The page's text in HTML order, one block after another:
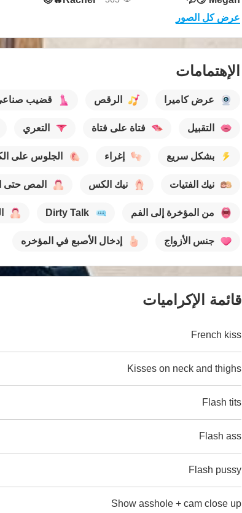
عرض كل الصور
الإهتمامات
عرض كاميرا الرقص قضيب
التقبيل فتاة على فتاة التعري
بشكل سريع إغراء الجلوس على
نيك الفتيات نيك الكس المص حتى
من المؤخرة إلى الفم Dirty Talk
جنس الأزواج إدخال الأصبع في المؤخره
قائمة الإكراميات
French kiss
Kisses on neck and thighs
Flash tits
Flash ass
Flash pussy
Show asshole + cam close up